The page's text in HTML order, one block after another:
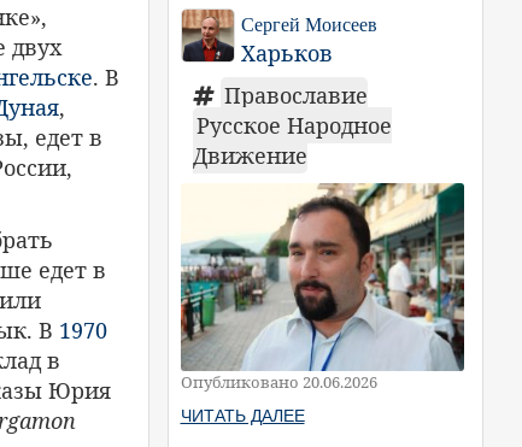
двух
. В
,
едет в
едет в
В 1970
в
Юрия
Сергей Моисеев
Харьков
Православие
Русское Народное
Движение
Опубликовано 20.06.2026
ЧИТАТЬ ДАЛЕЕ